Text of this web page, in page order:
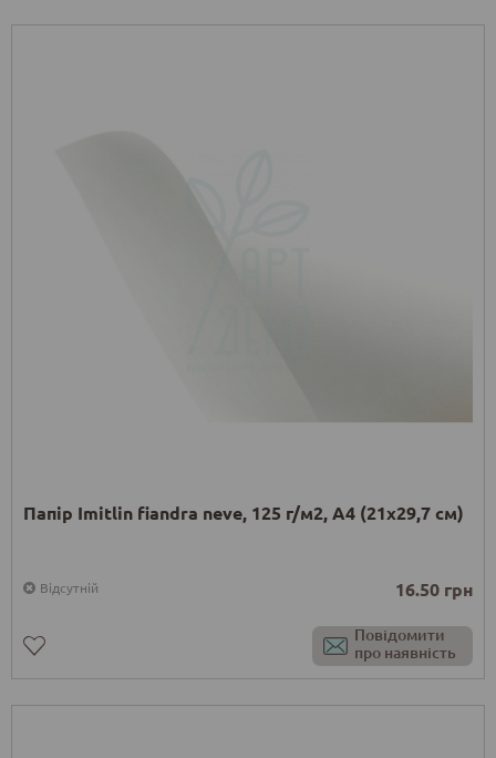
Папір Imitlin fiandra neve, 125 г/м2, А4 (21х29,7 см)
Відсутній 16.50 грн
Повідомити
про наявність